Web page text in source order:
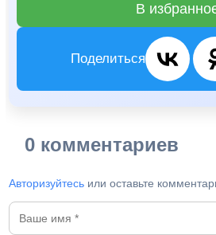
В
Поделиться
0 комментариев
Авторизуйтесь или оставьте